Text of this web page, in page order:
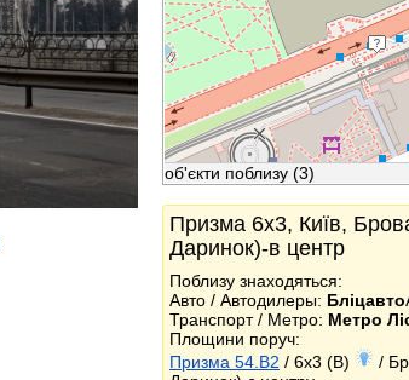
об'єкти поблизу (3)
Призма 6x3, Київ,
Даринок)-в центр
Поблизу знаходяться:
Авто / Автодилеры: Бліцавто
Транспорт / Метро: Метро
Площини поруч:
Призма 54.B2 / 6x3 (B)
/